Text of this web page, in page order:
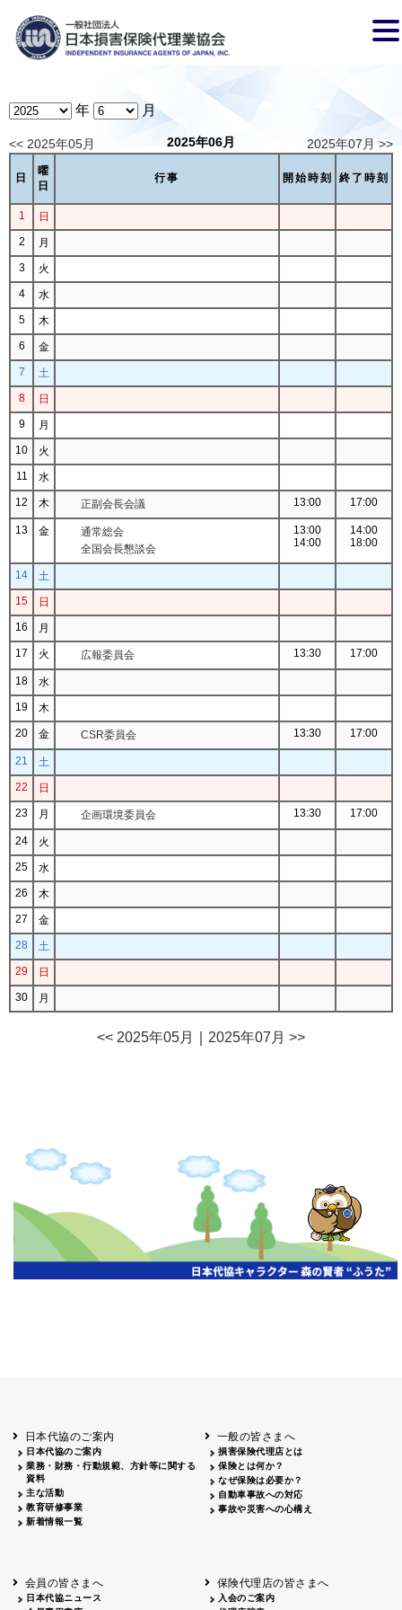
年 月
<< 2025年05月 2025年07月 >>
2025年06月
日
曜
日
行事 開始時刻 終了時刻
1
日
2
月
3
火
4
水
5
木
6
金
7
土
8
日
9
月
10
火
11
水
12
木 正副会長会議 13:00 17:00
13 金
通常総会
全国会長懇談会
13:00
14:00
14:00
18:00
14
土
15
日
16
月
17
火 広報委員会 13:30 17:00
18
水
19
木
20
金 CSR委員会 13:30 17:00
21
土
22
日
23
月 企画環境委員会 13:30 17:00
24
火
25
水
26
木
27
金
28
土
29
日
30
月
<< 2025年05月 2025年07月 >>
日本代協のご案内
日本代協のご案内
業務・財務・行動規範、方針等に関する
資料
主な活動
教育研修事業
新着情報一覧
一般の皆さまへ
損害保険代理店とは
保険とは何か？
なぜ保険は必要か？
自動車事故への対応
事故や災害への心構え
会員の皆さまへ
日本代協ニュース
保険代理店の皆さまへ
入会のご案内